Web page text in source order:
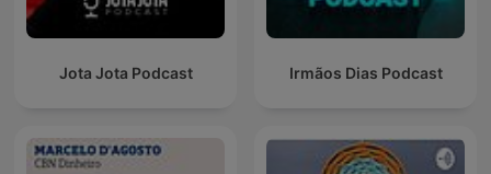
Jota Jota Podcast Irmãos Dias Podcast